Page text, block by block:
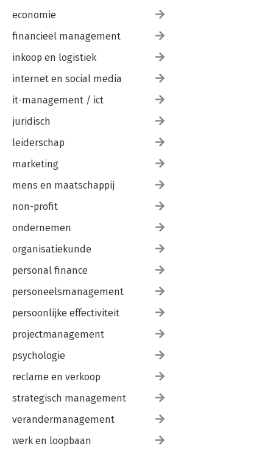
economie
financieel management
inkoop en logistiek
internet en social media
it-management / ict
juridisch
leiderschap
marketing
mens en maatschappij
non-profit
ondernemen
organisatiekunde
personal finance
personeelsmanagement
persoonlijke effectiviteit
projectmanagement
psychologie
reclame en verkoop
strategisch management
verandermanagement
werk en loopbaan